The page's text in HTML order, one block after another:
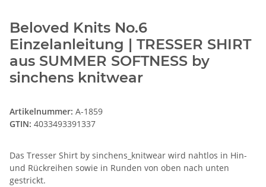
Beloved Knits No.6
Einzelanleitung | TRESSER SHIRT
aus SUMMER SOFTNESS by
sinchens knitwear
Artikelnummer: A-1859
GTIN: 4033493391337
Das Tresser Shirt by sinchens_knitwear wird nahtlos in Hin-
und Rückreihen sowie in Runden von oben nach unten
gestrickt.